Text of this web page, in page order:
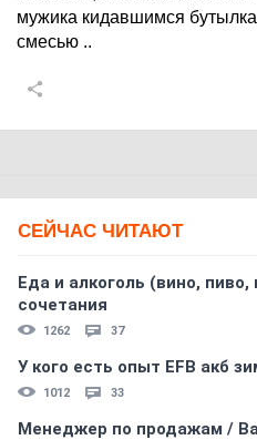
мужика кидавшимся
смесью ..
СЕЙЧАС ЧИТАЮТ
Еда и алкоголь (вино,
сочетания
1262 37
У кого есть опыт EFB акб
1012 33
Менеджер по продажам /